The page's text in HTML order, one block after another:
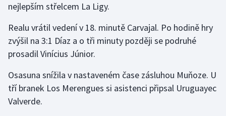
Golf
Gymnastika
Házená
Jezdectví
nejlepším střelcem La Ligy.
Realu vrátil vedení v 18. minutě Carvajal. Po hodině hry
zvýšil na 3:1 Díaz a o tři minuty později se podruhé
prosadil Vinícius Júnior.
Osasuna snížila v nastaveném čase zásluhou Muňoze. U
tří branek Los Merengues si asistenci připsal Uruguayec
Valverde.